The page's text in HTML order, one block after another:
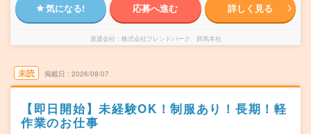
気になる! 応募へ進む 詳しく見る
派遣会社 株式会社フレンドパーク 群馬本社
未読 掲載日 2026/08/07
【即日開始】未経験OK！制服あり！長期！軽
作業のお仕事